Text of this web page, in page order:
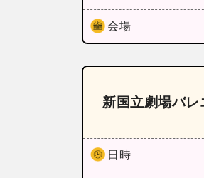
会場
新国立劇場バレ
日時